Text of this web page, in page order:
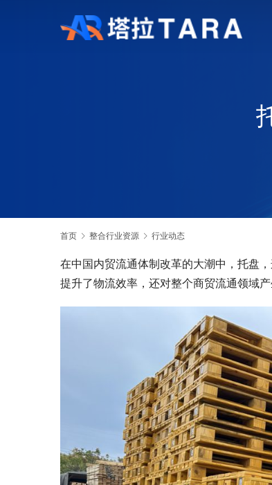
首页 整合行业资源 行业动态
在中国内贸流通体制改革的大潮中，托盘
提升了物流效率，还对整个商贸流通领域产